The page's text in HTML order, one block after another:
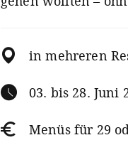
in mehreren
03. bis 28. Juni
Menüs für 29